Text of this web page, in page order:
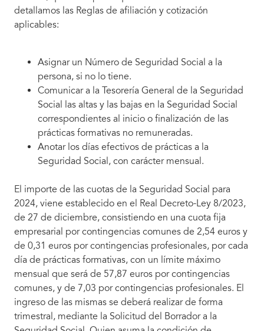
detallamos las Reglas de afiliación y cotización
aplicables:
Asignar un Número de Seguridad Social a la
persona, si no lo tiene.
Comunicar a la Tesorería General de la Seguridad
Social las altas y las bajas en la Seguridad Social
correspondientes al inicio o finalización de las
prácticas formativas no remuneradas.
Anotar los días efectivos de prácticas a la
Seguridad Social, con carácter mensual.
El importe de las cuotas de la Seguridad Social para
2024, viene establecido en el Real Decreto-Ley 8/2023,
de 27 de diciembre, consistiendo en una cuota fija
empresarial por contingencias comunes de 2,54 euros y
de 0,31 euros por contingencias profesionales, por cada
día de prácticas formativas, con un límite máximo
mensual que será de 57,87 euros por contingencias
comunes, y de 7,03 por contingencias profesionales. El
ingreso de las mismas se deberá realizar de forma
trimestral, mediante la Solicitud del Borrador a la